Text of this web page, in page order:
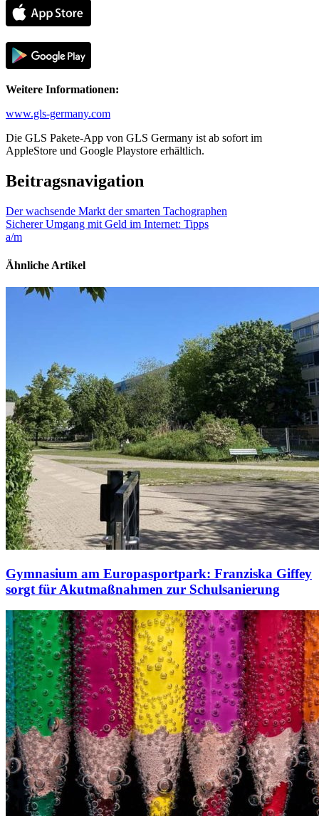
Weitere Informationen:
www.gls-germany.com
Die GLS Pakete-App von GLS Germany ist ab sofort im
AppleStore und Google Playstore erhältlich.
Beitragsnavigation
Der wachsende Markt der smarten Tachographen
Sicherer Umgang mit Geld im Internet: Tipps
a/m
Ähnliche Artikel
Gymnasium am Europasportpark: Franziska Giffey
sorgt für Akutmaßnahmen zur Schulsanierung